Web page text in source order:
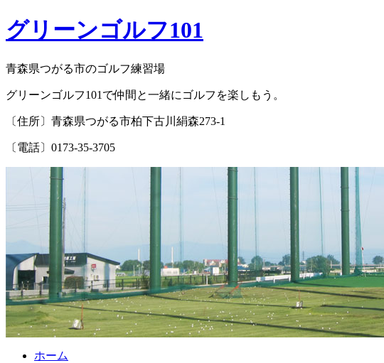
グリーンゴルフ101
青森県つがる市のゴルフ練習場
グリーンゴルフ101で仲間と一緒にゴルフを楽しもう。
〔住所〕青森県つがる市柏下古川絹森273-1
〔電話〕0173-35-3705
ホーム